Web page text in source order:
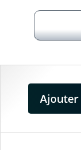
Ajouter